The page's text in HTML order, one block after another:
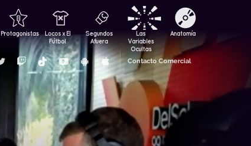
Protagonistas
Locos x El
Fútbol
Segundos
Afuera
Las
Variables
Ocultas
Anatomía
Contacto Comercial